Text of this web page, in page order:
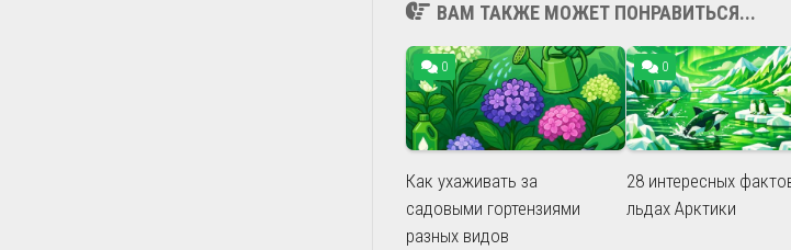
ВАМ ТАКЖЕ МОЖЕТ ПОНРАВИТЬСЯ...
0
Как ухаживать за
садовыми гортензиями
разных видов
0
28 интересных
льдах Арктики